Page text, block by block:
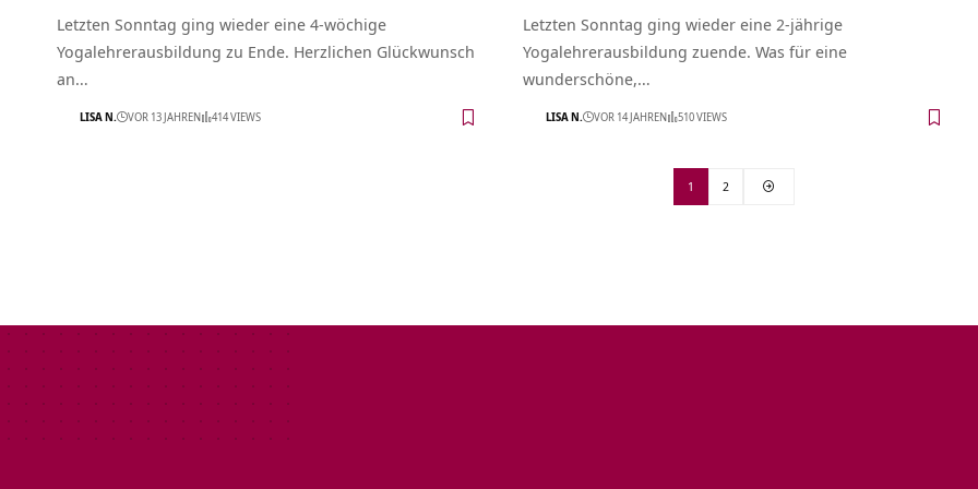
Letzten Sonntag ging wieder eine 4-wöchige
Yogalehrerausbildung zu Ende. Herzlichen Glückwunsch
an…
LISA N. VOR 13 JAHREN 414 VIEWS
Letzten Sonntag ging wieder eine 2-jährige
Yogalehrerausbildung zuende. Was für eine
wunderschöne,…
LISA N. VOR 14 JAHREN 510 VIEWS
1 2